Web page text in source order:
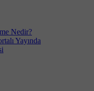
Nedir?
Yayında